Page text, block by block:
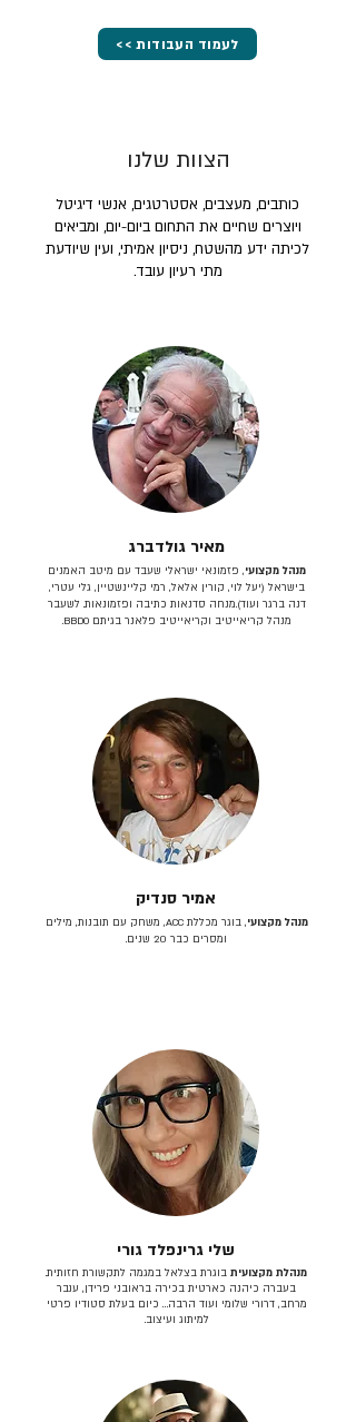
<< לעמוד העבודות
הצוות שלנו
כותבים, מעצבים, אסטרטגים, אנשי דיגיטל
ויוצרים שחיים את התחום ביום-יום, ומביאים
לכיתה ידע מהשטח, ניסיון אמיתי, ועין שיודעת
מתי רעיון עובד.
מאיר גולדברג
מנהל מקצועי, פזמונאי ישראלי שעבד עם מיטב האמנים
בישראל (יעל לוי, קורין אלאל, רמי קליינשטיין, גלי עטרי,
דנה ברגר ועוד).מנחה סדנאות כתיבה ופזמונאות. לשעבר
מנהל קריאייטיב וקריאייטיב פלאנר בגיתם BBDO.
אמיר סנדיק
מנהל מקצועי
, בוגר מכללת ACC, משחק עם תובנות, מילים
ומסרים כבר 20 שנים.
שלי גרינפלד גורי
מנהלת מקצועית בוגרת בצלאל במגמה לתקשורת חזותית.
בעברה כיהנה כארטית בכירה בראובני פרידן, ענבר
מרחב, דרורי שלומי ועוד הרבה… כיום בעלת סטודיו פרטי
למיתוג ועיצוב.